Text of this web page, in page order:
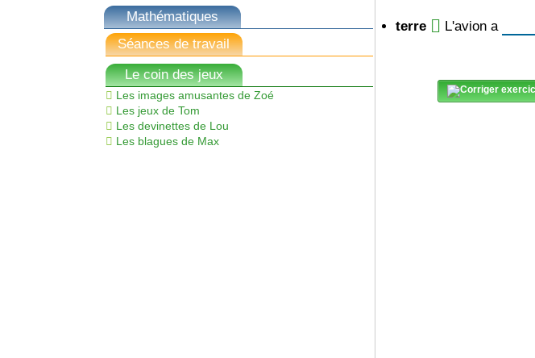
Mathématiques
Séances de travail
Le coin des jeux
Les images amusantes de Zoé
Les jeux de Tom
Les devinettes de Lou
Les blagues de Max
terre L'avion a